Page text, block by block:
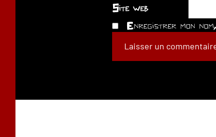
Site web
Enregistrer mon